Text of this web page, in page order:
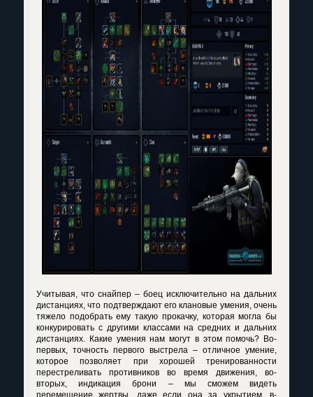
Учитывая, что снайпер – боец исключительно на дальних
дистанциях, что подтверждают его клановые умения, очень
тяжело подобрать ему такую прокачку, которая могла бы
конкурировать с другими классами на средних и дальних
дистанциях. Какие умения нам могут в этом помочь? Во-
первых, точность первого выстрела – отличное умение,
которое позволяет при хорошей тренированности
перестреливать противников во время движения, во-
вторых, индикация брони – мы сможем видеть
перемещение жертвы, даже если она за укрытием, в-